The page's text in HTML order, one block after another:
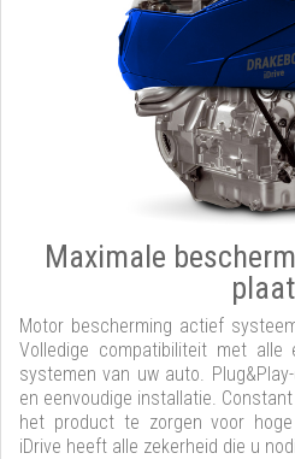
Maximale
Motor bescherming actief
Volledige compatibiliteit met alle
systemen van uw auto.
en eenvoudige installatie.
het product te zorgen voor hoge
iDrive heeft alle zekerheid die u